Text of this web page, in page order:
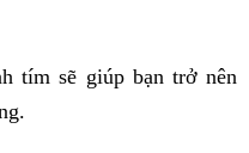
tím sẽ giúp bạn trở nên